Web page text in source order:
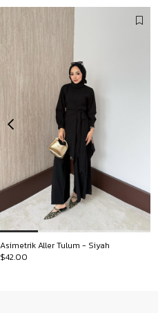
Asimetrik Aller Tulum - Siyah
$42.00